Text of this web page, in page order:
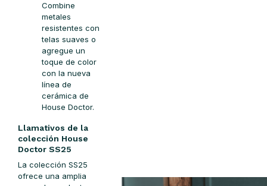
Combine
metales
resistentes con
telas suaves o
agregue un
toque de color
con la nueva
línea de
cerámica de
House Doctor.
Llamativos de la
colección House
Doctor SS25
La colección SS25
ofrece una amplia